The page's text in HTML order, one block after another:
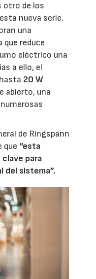
otro de los
nueva serie.
una
reduce
eléctrico una
a ello, el
20 W
abierto, una
de Ringspann
que “esta
para
del sistema”.